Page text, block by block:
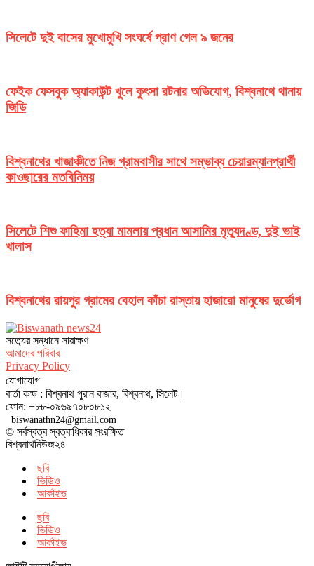
সিলেটে দুই বাসের মুখোমুখি সংঘর্ষে প্রাণ গেল ৯ জনের
ফেইক ফেসবুক অ্যাকাউন্ট খুলে কুৎসা রটনার অভিযোগ, বিশ্বনাথে থানায়
জিডি
বিশ্বনাথের খাজাঞ্চীতে নিজ গ্রামবাসীর সাথে সম্ভাব্য চেয়ারম্যানপ্রার্থী
কাওছারের মতবিনিময়
সিলেটে শিশু ফাহিমা হত্যা মামলায় প্রধান আসামির মৃত্যুদণ্ড, দুই ভাই
খালাস
বিশ্বনাথের রায়পুর গ্রামের বেহাল কাঁচা রাস্তায় হাজারো মানুষের দুর্ভোগ
সত‌্যের সন্ধানে সারাক্ষণ
আমাদের পরিবার
Privacy Policy
যোগাযোগ
বার্তা কক্ষ : বিশ্বনাথ পুরান বাজার, বিশ্বনাথ, সিলেট।
ফোন: +৮৮-০৯৬৯৭০৮০৮১২
biswanathn24@gmail.com
© সর্বস্বত্ব স্বত্বাধিকার সংরক্ষিত
বিশ্বনাথনিউজ২৪
ছবি
ভিডিও
আর্কাইভ
ছবি
ভিডিও
আর্কাইভ